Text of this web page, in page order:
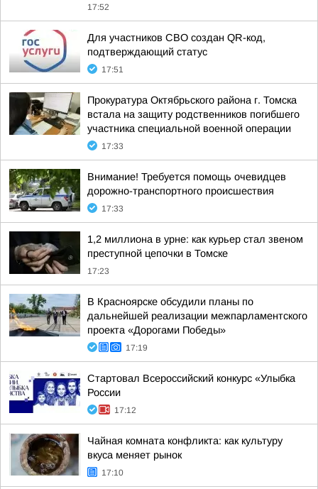
17:52
Для участников СВО создан QR-код,
подтверждающий статус
17:51
Прокуратура Октябрьского района г. Томска
встала на защиту родственников погибшего
участника специальной военной операции
17:33
Внимание! Требуется помощь очевидцев
дорожно-транспортного происшествия
17:33
1,2 миллиона в урне: как курьер стал звеном
преступной цепочки в Томске
17:23
В Красноярске обсудили планы по
дальнейшей реализации межпарламентского
проекта «Дорогами Победы»
17:19
Стартовал Всероссийский конкурс «Улыбка
России
17:12
Чайная комната конфликта: как культуру
вкуса меняет рынок
17:10